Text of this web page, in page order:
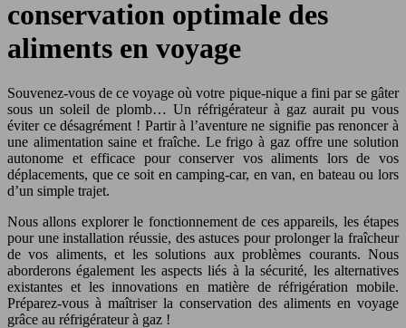
conservation optimale des
aliments en voyage
Souvenez-vous de ce voyage où votre pique-nique a fini par se gâter
sous un soleil de plomb… Un réfrigérateur à gaz aurait pu vous
éviter ce désagrément ! Partir à l’aventure ne signifie pas renoncer à
une alimentation saine et fraîche. Le frigo à gaz offre une solution
autonome et efficace pour conserver vos aliments lors de vos
déplacements, que ce soit en camping-car, en van, en bateau ou lors
d’un simple trajet.
Nous allons explorer le fonctionnement de ces appareils, les étapes
pour une installation réussie, des astuces pour prolonger la fraîcheur
de vos aliments, et les solutions aux problèmes courants. Nous
aborderons également les aspects liés à la sécurité, les alternatives
existantes et les innovations en matière de réfrigération mobile.
Préparez-vous à maîtriser la conservation des aliments en voyage
grâce au réfrigérateur à gaz !